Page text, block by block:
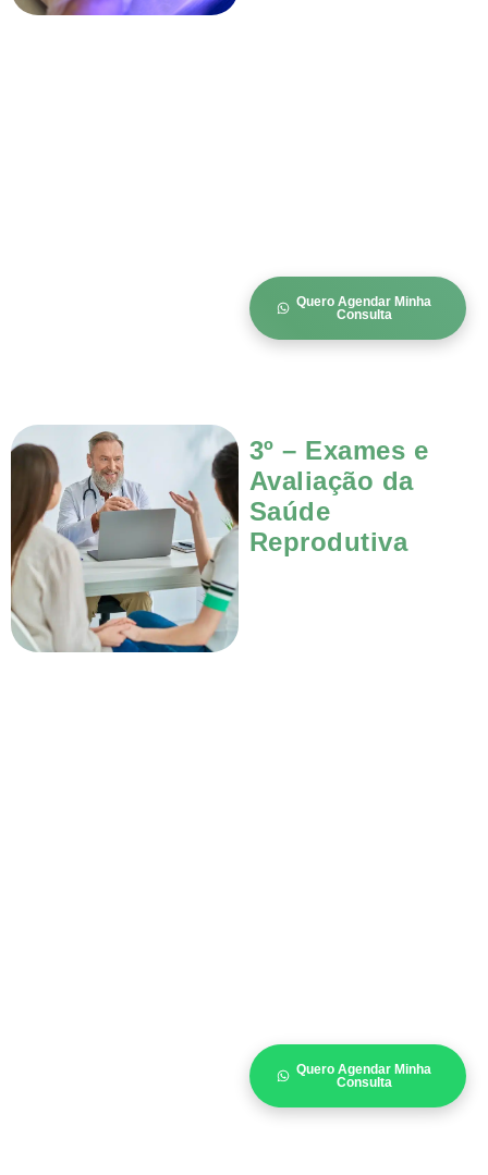
Quero Agendar Minha
Consulta
3º – Exames e
Avaliação da
Saúde
Reprodutiva
Quero Agendar Minha
Consulta